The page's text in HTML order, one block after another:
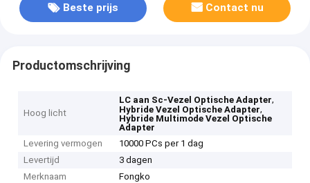
Beste prijs Contact nu
Productomschrijving
Hoog licht
LC aan Sc-Vezel Optische Adapter,
Hybride Vezel Optische Adapter,
Hybride Multimode Vezel Optische
Adapter
Levering vermogen
10000 PCs per 1 dag
Levertijd
3 dagen
Merknaam
Fongko